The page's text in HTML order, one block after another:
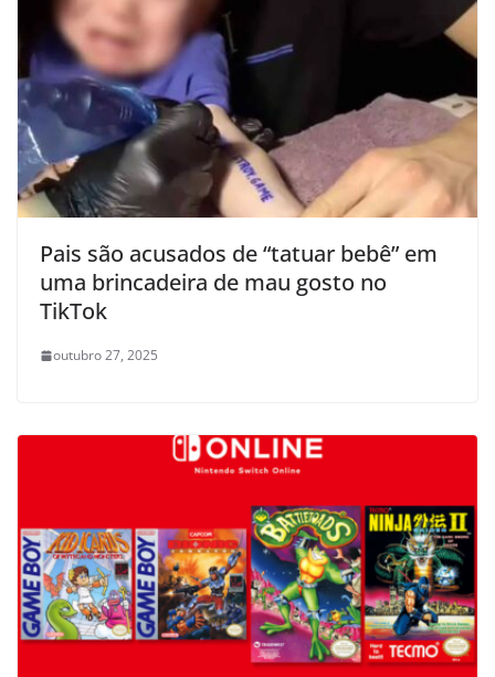
Pais são acusados de “tatuar bebê” em
uma brincadeira de mau gosto no
TikTok
outubro 27, 2025